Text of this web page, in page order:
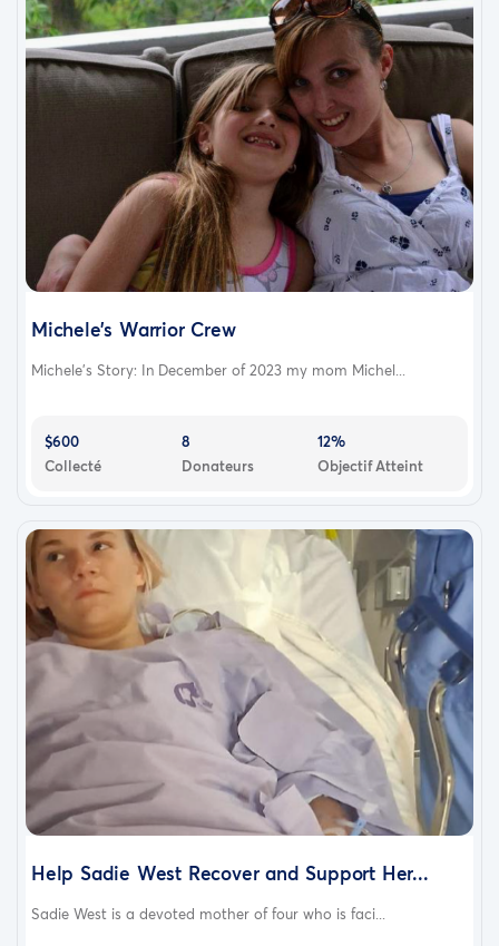
Michele’s Warrior Crew
Michele’s Story: In December of 2023 my mom Michel...
$600
Collecté
8
Donateurs
12%
Objectif Atteint
Help Sadie West Recover and Support Her...
Sadie West is a devoted mother of four who is faci...